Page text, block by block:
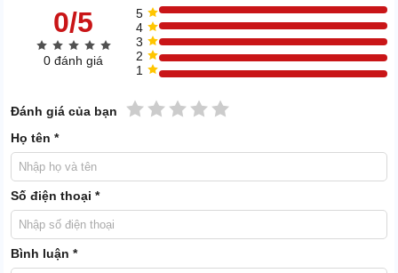
Tay cần có thiết kế dạng dài làm bằng chất liệu hợp kim nhôm
Và các thiết bị khác
Điều khiển từ xa: Giúp cho nhân viên bảo vệ có thể ngồi tại
0/5
0 đánh giá
5
4
3
2
1
Đánh giá của bạn 5 sao
4 sao
3 sao
2 sao
1 sao
Họ tên *
Số điện thoại *
Bình luận *